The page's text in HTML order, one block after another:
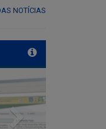
Next